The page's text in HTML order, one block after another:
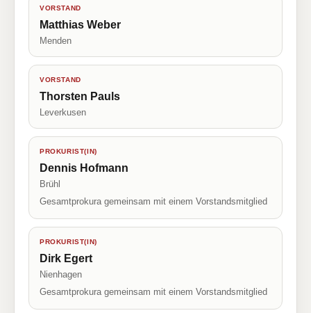
VORSTAND
Matthias Weber
Menden
VORSTAND
Thorsten Pauls
Leverkusen
PROKURIST(IN)
Dennis Hofmann
Brühl
Gesamtprokura gemeinsam mit einem Vorstandsmitglied
PROKURIST(IN)
Dirk Egert
Nienhagen
Gesamtprokura gemeinsam mit einem Vorstandsmitglied